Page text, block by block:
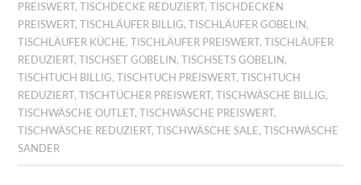
PREISWERT,TISCHDECKE REDUZIERT,TISCHDECKEN
PREISWERT,TISCHLÄUFER BILLIG,TISCHLÄUFER GOBELIN ,
TISCHLÄUFER KÜCHE,TISCHLÄUFER PREISWERT,TISCHLÄUFER
REDUZIERT,TISCHSET GOBELIN ,TISCHSETS GOBELIN ,
TISCHTUCH BILLIG,TISCHTUCH PREISWERT,TISCHTUCH
REDUZIERT,TISCHTÜCHER PREISWERT,TISCHWÄSCHE BILLIG,
TISCHWÄSCHE OUTLET,TISCHWÄSCHE PREISWERT,
TISCHWÄSCHE REDUZIERT,TISCHWÄSCHE SALE,TISCHWÄSCHE
SANDER